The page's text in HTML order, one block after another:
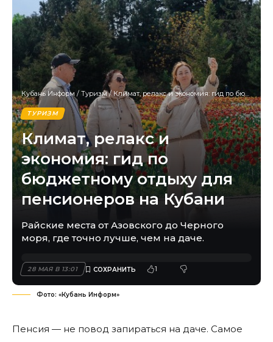
Кубань Информ / Туризм/Климат, релакс и экономия: гид по бюджетному отдыху для пенсионеров на Кубани
ТУРИЗМ
Климат, релакс и
экономия: гид по
бюджетному отдыху для
пенсионеров на Кубани
Райские места от Азовского до Черного
моря, где точно лучше, чем на даче.
28 МАЯ В 13:01 1
Фото: «Кубань Информ»
Пенсия — не повод запираться на даче. Самое